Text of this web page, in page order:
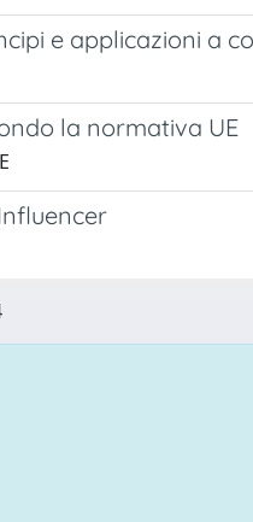
e applicazioni a
la normativa UE